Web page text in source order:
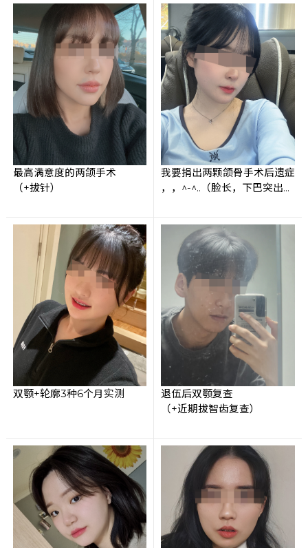
对脸部产生的问号，
从问好改为 句号。
最高满意度的两颌手术
（+拔针）
我要捐出两颗颌骨手术后遗症
，，^-^..（脸长，下巴突出，
双颚+轮廓3种6个月实测
退伍后双颚复查
（+近期拔智齿复查）